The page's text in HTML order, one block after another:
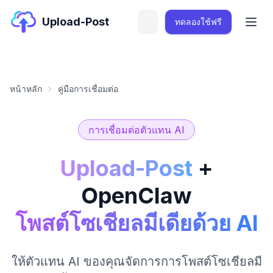
Upload-Post ทดลองใช้ฟรี
หน้าหลัก คู่มือการเชื่อมต่อ
การเชื่อมต่อตัวแทน AI
Upload-Post+
OpenClaw
โพสต์โซเชียลมีเดียด้วย AI
ให้ตัวแทน AI ของคุณจัดการการโพสต์โซเชียลมี